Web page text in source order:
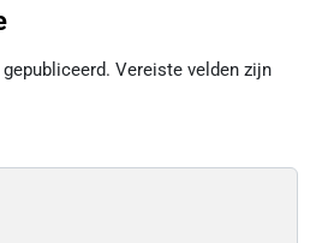
Vereiste velden zijn